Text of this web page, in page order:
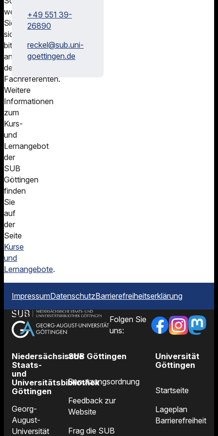
wenden
Sie
sich
bitte
an
den
Fachreferenten.
Weitere
Informationen
zum
Kurs-
und
Lernangebot
der
SUB
Göttingen
finden
Sie
auf
der
Seite
Kurse
und
Lernangebote.
+49 551 39-
26890
reckel@sub.uni-
goettingen.de
ImpressumDatenschutzBarrierefreiheitserklärung
Folgen Sie
uns:
Niedersächsische
Staats-
und
Universitätsbibliothek
Göttingen
Georg-
August-
Universität
SUB Göttingen
Benutzungsordnung
Feedback zur
Website
Frag die SUB
Universität
Göttingen
Startseite
Lageplan
Barrierefreiheit